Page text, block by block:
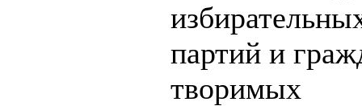
партий и
творимых